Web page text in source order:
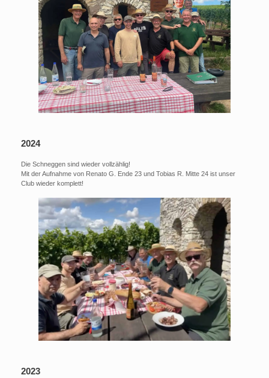
2024
Die Schneggen sind wieder vollzählig!
Mit der Aufnahme von Renato G. Ende 23 und Tobias R. Mitte 24 ist unser
Club wieder komplett!
2023